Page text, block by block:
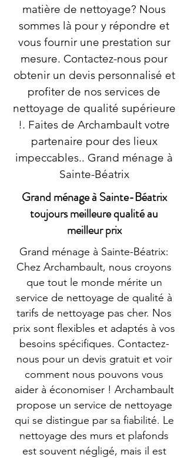
matière de nettoyage? Nous
sommes là pour y répondre et
vous fournir une prestation sur
mesure. Contactez-nous pour
obtenir un devis personnalisé et
profiter de nos services de
nettoyage de qualité supérieure
!. Faites de Archambault votre
partenaire pour des lieux
impeccables.. Grand ménage à
Sainte-Béatrix
Grand ménage à Sainte-Béatrix
toujours meilleure qualité au
meilleur prix
Grand ménage à Sainte-Béatrix:
Chez Archambault, nous croyons
que tout le monde mérite un
service de nettoyage de qualité à
tarifs de nettoyage pas cher. Nos
prix sont flexibles et adaptés à vos
besoins spécifiques. Contactez-
nous pour un devis gratuit et voir
comment nous pouvons vous
aider à économiser ! Archambault
propose un service de nettoyage
qui se distingue par sa fiabilité. Le
nettoyage des murs et plafonds
est souvent négligé, mais il est